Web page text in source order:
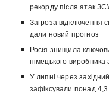
рекорду після атак
Загроза відключення
дали новий прогноз
Росія знищила
німецького виробника
У липні через
зафіксували понад